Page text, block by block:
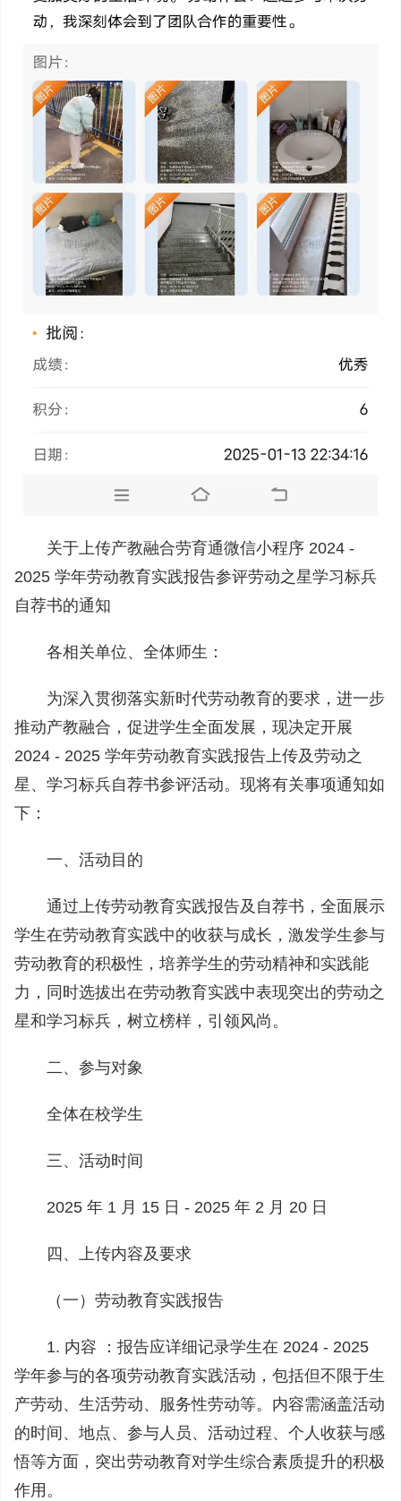
关于上传产教融合劳育通微信小程序 2024 -
2025 学年劳动教育实践报告参评劳动之星学习标兵
自荐书的通知
各相关单位、全体师生：
为深入贯彻落实新时代劳动教育的要求，进一步
推动产教融合，促进学生全面发展，现决定开展
2024 - 2025 学年劳动教育实践报告上传及劳动之
星、学习标兵自荐书参评活动。现将有关事项通知如
下：
一、活动目的
通过上传劳动教育实践报告及自荐书，全面展示
学生在劳动教育实践中的收获与成长，激发学生参与
劳动教育的积极性，培养学生的劳动精神和实践能
力，同时选拔出在劳动教育实践中表现突出的劳动之
星和学习标兵，树立榜样，引领风尚。
二、参与对象
全体在校学生
三、活动时间
2025 年 1 月 15 日 - 2025 年 2 月 20 日
四、上传内容及要求
（一）劳动教育实践报告
1. 内容 ：报告应详细记录学生在 2024 - 2025
学年参与的各项劳动教育实践活动，包括但不限于生
产劳动、生活劳动、服务性劳动等。内容需涵盖活动
的时间、地点、参与人员、活动过程、个人收获与感
悟等方面，突出劳动教育对学生综合素质提升的积极
作用。